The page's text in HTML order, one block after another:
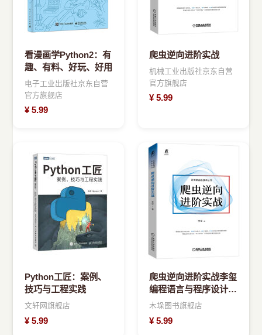
看漫画学Python2：有
趣、有料、好玩、好用
电子工业出版社京东自营
官方旗舰店
¥ 5.99
爬虫逆向进阶实战
机械工业出版社京东自营
官方旗舰店
¥ 5.99
Python工匠：案例、
技巧与工程实践
文轩网旗舰店
¥ 5.99
爬虫逆向进阶实战李玺
编程语言与程序设计
Python
木垛图书旗舰店
¥ 5.99